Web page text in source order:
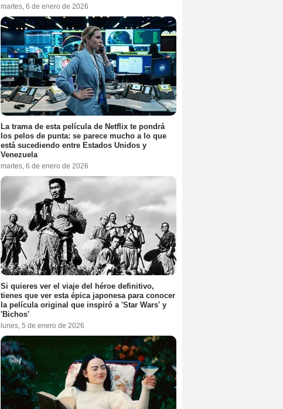
martes, 6 de enero de 2026
La trama de esta película de Netflix te pondrá
los pelos de punta: se parece mucho a lo que
está sucediendo entre Estados Unidos y
Venezuela
martes, 6 de enero de 2026
Si quieres ver el viaje del héroe definitivo,
tienes que ver esta épica japonesa para conocer
la película original que inspiró a 'Star Wars' y
'Bichos'
lunes, 5 de enero de 2026